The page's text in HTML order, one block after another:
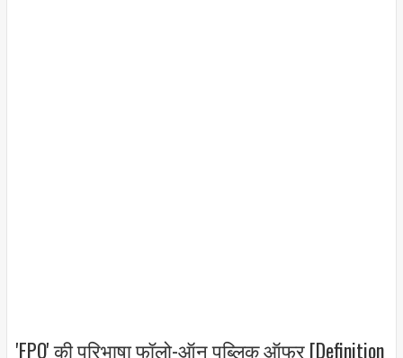
'FPO' की परिभाषा फॉलो-ऑन पब्लिक ऑफर [Definition